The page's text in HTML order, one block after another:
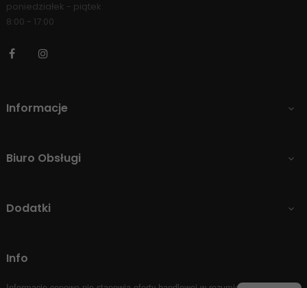
poniedziałek - piątek
8:00 - 17:00
Facebook
Informacje 
Biuro Obsługi 
Dodatki 
Info